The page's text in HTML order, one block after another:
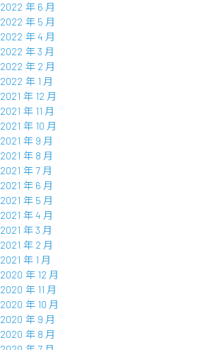
2022 年 6 月
2022 年 5 月
2022 年 4 月
2022 年 3 月
2022 年 2 月
2022 年 1 月
2021 年 12 月
2021 年 11 月
2021 年 10 月
2021 年 9 月
2021 年 8 月
2021 年 7 月
2021 年 6 月
2021 年 5 月
2021 年 4 月
2021 年 3 月
2021 年 2 月
2021 年 1 月
2020 年 12 月
2020 年 11 月
2020 年 10 月
2020 年 9 月
2020 年 8 月